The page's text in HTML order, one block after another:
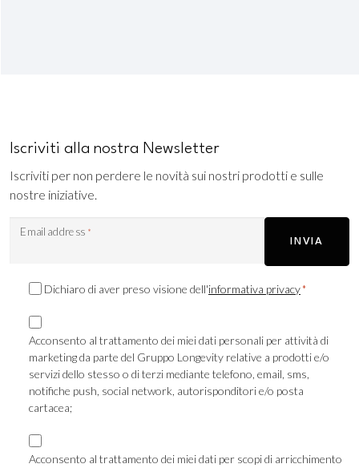
Iscriviti alla nostra Newsletter
Iscriviti per non perdere le novità sui nostri prodotti e sulle
nostre iniziative.
Email address *
INVIA
ConsensoDichiaro di aver preso visione dell'informativa privacy*
Consenso
Marketing
TLS
Acconsento al trattamento dei miei dati personali per attività di
marketing da parte del Gruppo Longevity relative a prodotti e/o
servizi dello stesso o di terzi mediante telefono, email, sms,
notifiche push, social network, autorisponditori e/o posta
cartacea;
Consenso
Marketing
Acconsento al trattamento dei miei dati per scopi di arricchimento